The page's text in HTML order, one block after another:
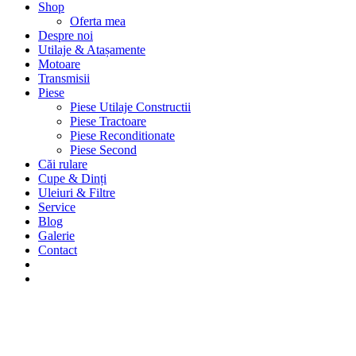
Shop
Oferta mea
Despre noi
Utilaje & Atașamente
Motoare
Transmisii
Piese
Piese Utilaje Constructii
Piese Tractoare
Piese Reconditionate
Piese Second
Căi rulare
Cupe & Dinți
Uleiuri & Filtre
Service
Blog
Galerie
Contact